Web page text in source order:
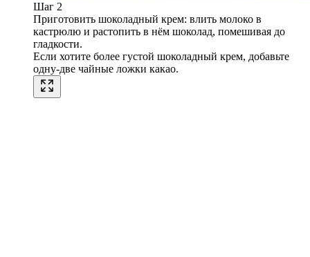
Шаг 2
Приготовить шоколадный крем: влить молоко в
кастрюлю и растопить в нём шоколад, помешивая до
гладкости.
Если хотите более густой шоколадный крем, добавьте
одну-две чайные ложки какао.